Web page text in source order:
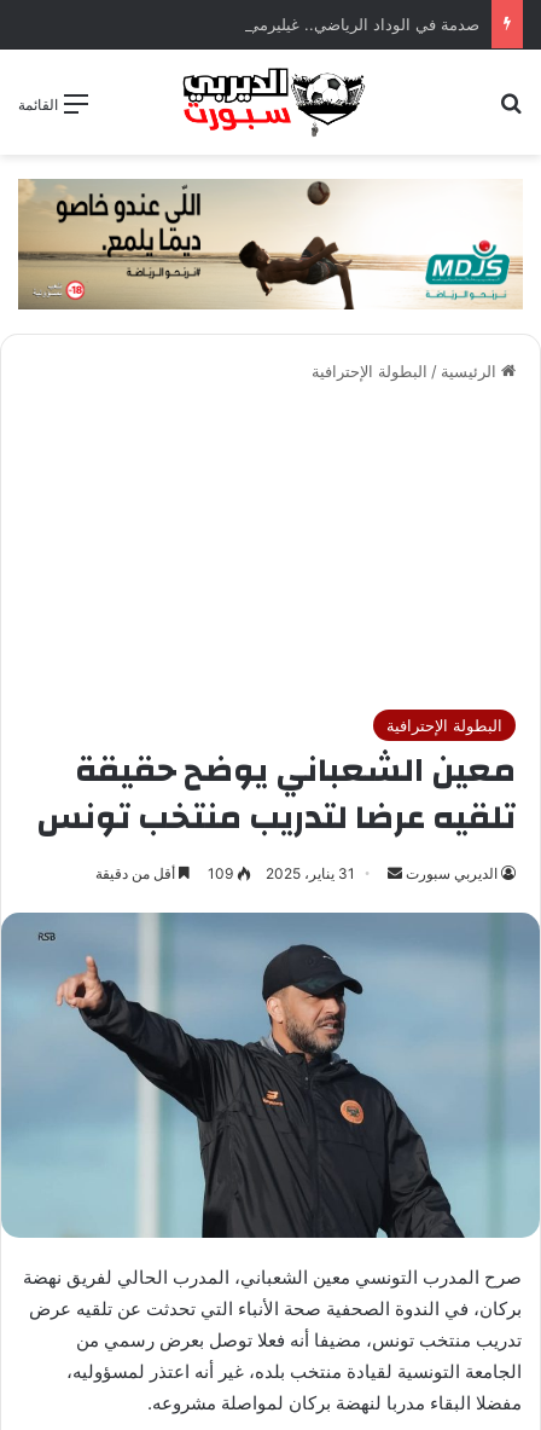
القائمة
الرئيسية / البطولة الإحترافية
البطولة الإحترافية
معين الشعباني يوضح حقيقة
تلقيه عرضا لتدريب منتخب تونس
الديربي سبورت
و
ي
ا
31 يناير، 2025 109 أقل من دقيقة
صرح المدرب التونسي معين الشعباني، المدرب الحالي لفريق نهضة
بركان، في الندوة الصحفية صحة الأنباء التي تحدثت عن تلقيه عرض
تدريب منتخب تونس، مضيفا أنه فعلا توصل بعرض رسمي من
الجامعة التونسية لقيادة منتخب بلده، غير أنه اعتذر لمسؤوليه،
مفضلا البقاء مدربا لنهضة بركان لمواصلة مشروعه.